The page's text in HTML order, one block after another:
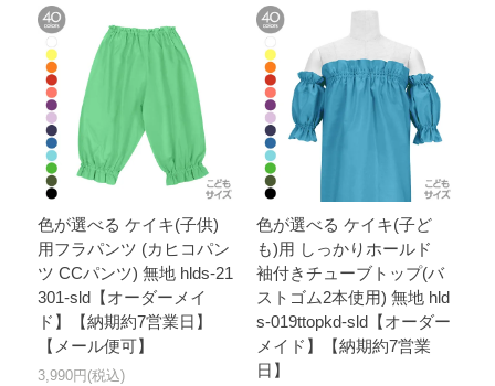
色が選べる ケイキ(子供)
用フラパンツ (カヒコパン
ツ CCパンツ) 無地 hlds-21
301-sld【オーダーメイ
ド】【納期約7営業日】
【メール便可】
3,990円(税込)
色が選べる ケイキ(子ど
も)用 しっかりホールド
袖付きチューブトップ(バ
ストゴム2本使用) 無地 hld
s-019ttopkd-sld【オーダー
メイド】【納期約7営業
日】